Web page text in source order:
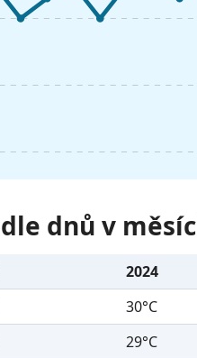
dnů v
2024
30°C
29°C